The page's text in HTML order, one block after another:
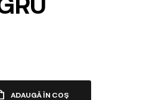
ADAUGĂ ÎN COȘ